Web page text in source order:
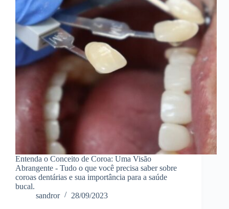
Entenda o Conceito de Coroa: Uma Visão
Abrangente - Tudo o que você precisa saber sobre
coroas dentárias e sua importância para a saúde
bucal.
sandror
28/09/2023